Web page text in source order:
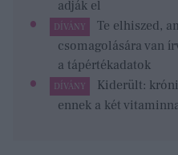
adják el
DÍVÁNY
Te elhiszed,
csomagolására van
a tápértékadatok
DÍVÁNY
Kiderült:
ennek a két